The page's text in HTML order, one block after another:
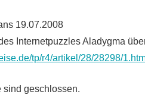
19.07.2008
Internetpuzzles Aladygma
tp/r4/artikel/28/28298/
sind geschlossen.